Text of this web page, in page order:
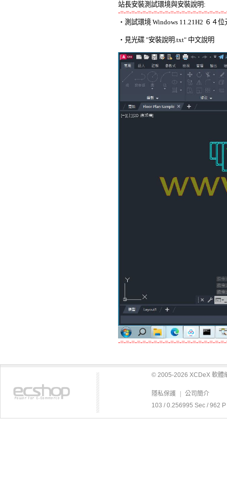
站長安裝測試環境與安裝說明:
-=-=-=-=-=-=-=-=-=-=-=-=-=-=-=-=-=-=-
‧測試環境 Windows 11.21H2 ６４
‧見光碟 "安裝說明.txt" 中文說明
-=-=-=-=-=-=-=-=-=-=-=-=-=-=-=-=-=-=-
© 2005-2026 XCDeX 軟體
隱私保護
公司簡介
103 / 0.256995 Sec / 962